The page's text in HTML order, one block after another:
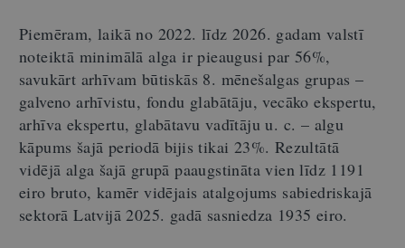
Piemēram, laikā no 2022. līdz 2026. gadam valstī
noteiktā minimālā alga ir pieaugusi par 56%,
savukārt arhīvam būtiskās 8. mēnešalgas grupas –
galveno arhīvistu, fondu glabātāju, vecāko ekspertu,
arhīva ekspertu, glabātavu vadītāju u. c. – algu
kāpums šajā periodā bijis tikai 23%. Rezultātā
vidējā alga šajā grupā paaugstināta vien līdz 1191
eiro bruto, kamēr vidējais atalgojums sabiedriskajā
sektorā Latvijā 2025. gadā sasniedza 1935 eiro.